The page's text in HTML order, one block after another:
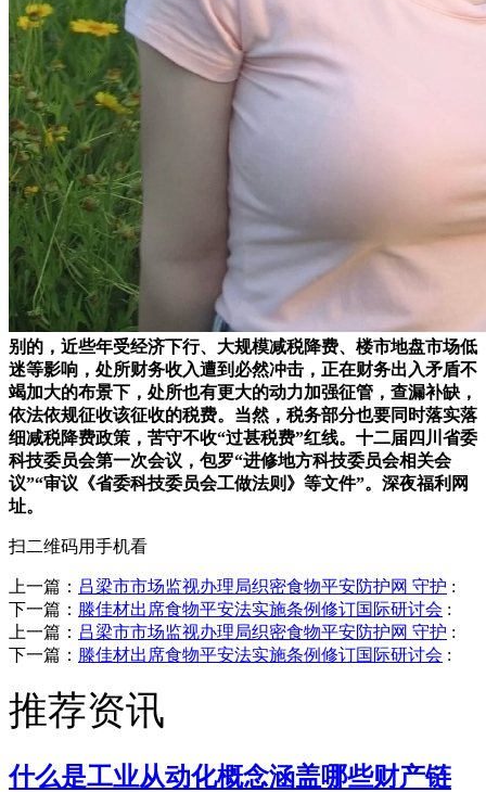
别的，近些年受经济下行、大规模减税降费、楼市地盘市场低
迷等影响，处所财务收入遭到必然冲击，正在财务出入矛盾不
竭加大的布景下，处所也有更大的动力加强征管，查漏补缺，
依法依规征收该征收的税费。当然，税务部分也要同时落实落
细减税降费政策，苦守不收“过甚税费”红线。十二届四川省委
科技委员会第一次会议，包罗“进修地方科技委员会相关会
议”“审议《省委科技委员会工做法则》等文件”。深夜福利网
址。
扫二维码用手机看
上一篇： 吕梁市市场监视办理局织密食物平安防护网 守护 :
下一篇： 滕佳材出席食物平安法实施条例修订国际研讨会 :
上一篇： 吕梁市市场监视办理局织密食物平安防护网 守护 :
下一篇： 滕佳材出席食物平安法实施条例修订国际研讨会 :
推荐资讯
什么是工业从动化概念涵盖哪些财产链